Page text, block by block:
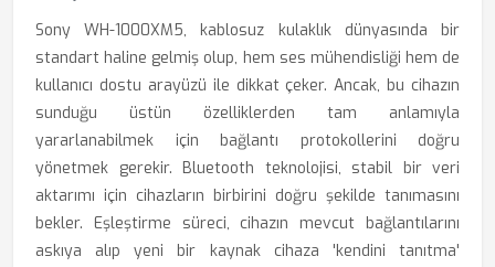
Sony WH-1000XM5, kablosuz kulaklık dünyasında bir
standart haline gelmiş olup, hem ses mühendisliği hem de
kullanıcı dostu arayüzü ile dikkat çeker. Ancak, bu cihazın
sunduğu üstün özelliklerden tam anlamıyla
yararlanabilmek için bağlantı protokollerini doğru
yönetmek gerekir. Bluetooth teknolojisi, stabil bir veri
aktarımı için cihazların birbirini doğru şekilde tanımasını
bekler. Eşleştirme süreci, cihazın mevcut bağlantılarını
askıya alıp yeni bir kaynak cihaza 'kendini tanıtma'